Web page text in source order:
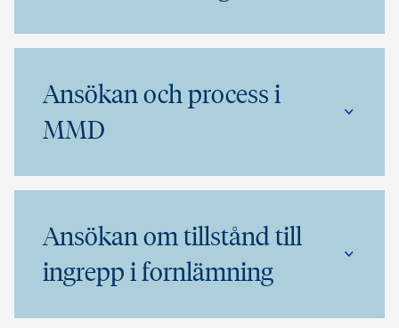
Ansökan och process i
MMD
Ansökan om tillstånd till
ingrepp i fornlämning